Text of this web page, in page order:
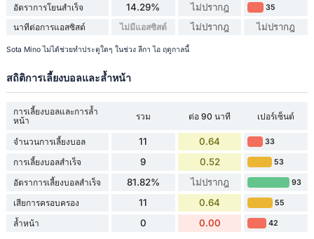
อัตราการโยนสำเร็จ 14.29% ไม่ปรากฎ 35
นาทีต่อการแอสซิสต์ ไม่มีแอสซิสต์ ไม่ปรากฎ ไม่ปรากฎ
Sota Mino ไม่ได้ช่วยทำประตูใดๆ ในช่วง ลีกา ไอ ฤดูกาลนี้
สถิติการเลี้ยงบอลและล้ำหน้า
การเลี้ยงบอลและการล้ำ
หน้า
รวม ต่อ 90 นาที เปอร์เซ็นต์
จำนวนการเลี้ยงบอล 11 0.64 33
การเลี้ยงบอลสำเร็จ 9 0.52 53
อัตราการเลี้ยงบอลสำเร็จ 81.82% ไม่ปรากฎ 93
เสียการครอบครอง 11 0.64 55
ล้ำหน้า 0 0.00 42